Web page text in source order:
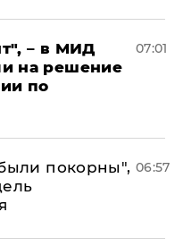
– в МИД
на решение
по
07:01
покорны", 06:57